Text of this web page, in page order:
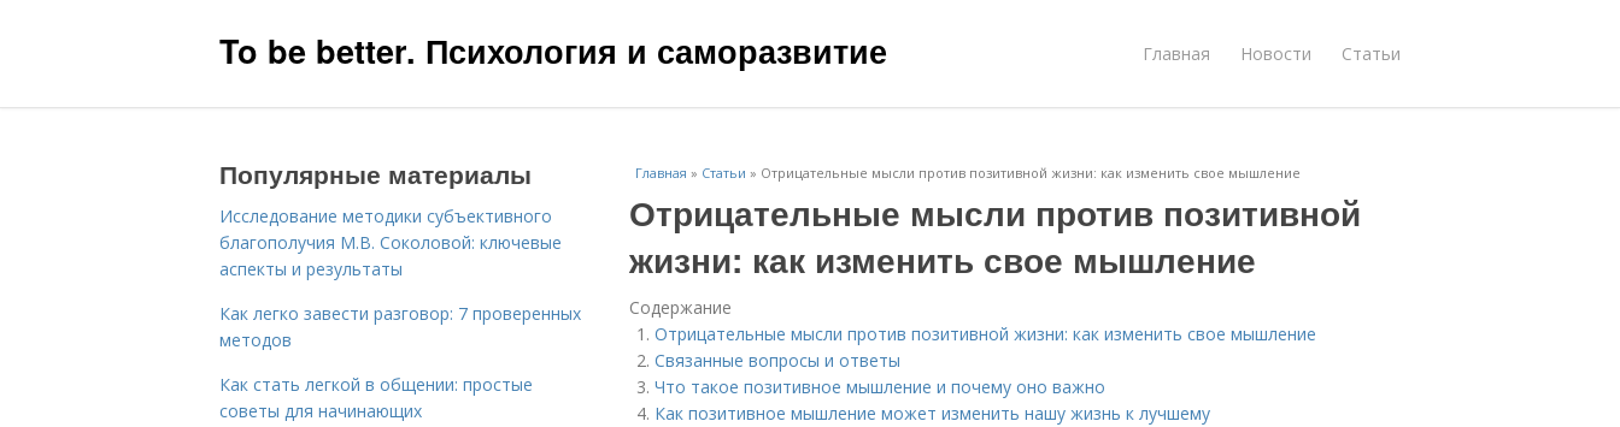
To be better. Психология и саморазвитие Главная Новости Статьи
Главная » Статьи » Отрицательные мысли против позитивной жизни: как изменить свое мышление
Отрицательные мысли против позитивной
жизни: как изменить свое мышление
Содержание
Отрицательные мысли против позитивной жизни: как изменить свое мышление
Связанные вопросы и ответы
Что такое позитивное мышление и почему оно важно
Как позитивное мышление может изменить нашу жизнь к лучшему
Популярные материалы
Исследование методики субъективного
благополучия М.В. Соколовой: ключевые
аспекты и результаты
Как легко завести разговор: 7 проверенных
методов
Как стать легкой в общении: простые
советы для начинающих